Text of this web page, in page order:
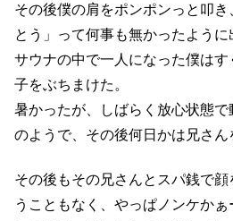
その後僕の肩をポンポンっと叩
とう」って何事も無かったように
サウナの中で一人になった僕は
子をぶちまけた。
暑かったが、しばらく放心状態
のようで、その後何日かは兄さん
その後もその兄さんとスパ銭で
うこともなく、やっぱノンケか